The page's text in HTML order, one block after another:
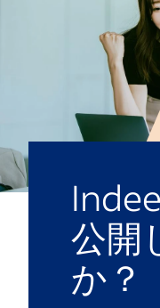
公開
か？